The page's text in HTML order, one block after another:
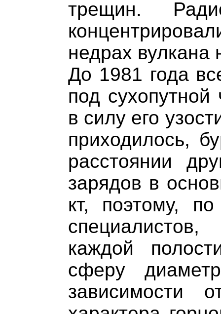
трещин.
недрах вулкана
До 1981 года
под
в силу его
приходилось,
расстоянии
зарядов в
кт, поэтому,
каждой
сферу
зависимости